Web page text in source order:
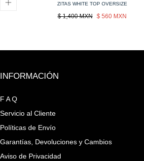
ZITAS WHITE TOP OVERSIZE
Precio
$ 1,400 MXN Sale
$ 560 MXN
INFORMACIÓN
F A Q
Servicio al Cliente
Políticas de Envío
Garantías, Devoluciones y Cambios
Aviso de Privacidad